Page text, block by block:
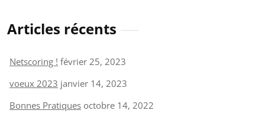
Articles récents
Netscoring ! février 25, 2023
voeux 2023 janvier 14, 2023
Bonnes Pratiques octobre 14, 2022